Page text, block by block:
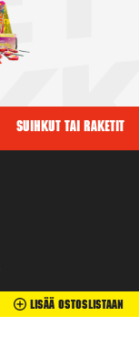
Suihkut tai raketit
Lisää Ostoslistaan